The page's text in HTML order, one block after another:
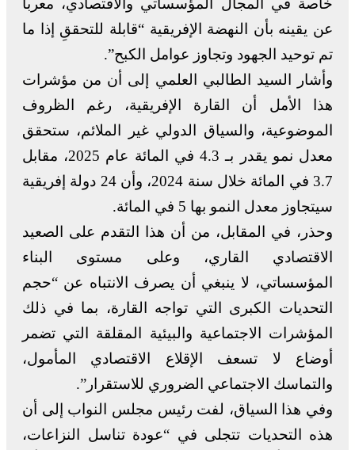
خاصة في المجال المؤسساتي والاقتصادي، معربا
عن يقينه بأن النهضة الإفريقية “قابلة للتحققِ إذا ما
تم توحيد الجهود وتجاوز عوامل الكبح”.
وأشار السيد الطالبي العلمي إلى أن من مؤشرات
هذا الأمل أن القارة الإفريقية، رغم الظروف
الموضوعية، والسياق الدولي غير الملائم، ستحقق
معدل نمو يقدر بـ 4.3 في المائة عام 2025، مقابل
3.7 في المائة خلال سنة 2024، وأن 24 دولة إفريقية
سيتجاوز معدل النمو بها 5 في المائة.
وحذر، في المقابل، من أن هذا التقدم على الصعيد
الاقتصادي القاري، وعلى مستوى البناء
المؤسساتي، لا ينبغي أن يصرف الانتباه عن “حجم
التحديات الكبرى التي تواجه القارة، بما في ذلك
المؤشرات الاجتماعية والبيئية المقلقة التي تضمر
أوضاع لا تسعف الإقلاع الاقتصادي المأمول،
والتماسك الاجتماعي الضروري للاستقرار”.
وفي هذا السياق، لفت رئيس مجلس النواب إلى أن
هذه التحديات تتجلى في “عودة تناسل النزاعات،